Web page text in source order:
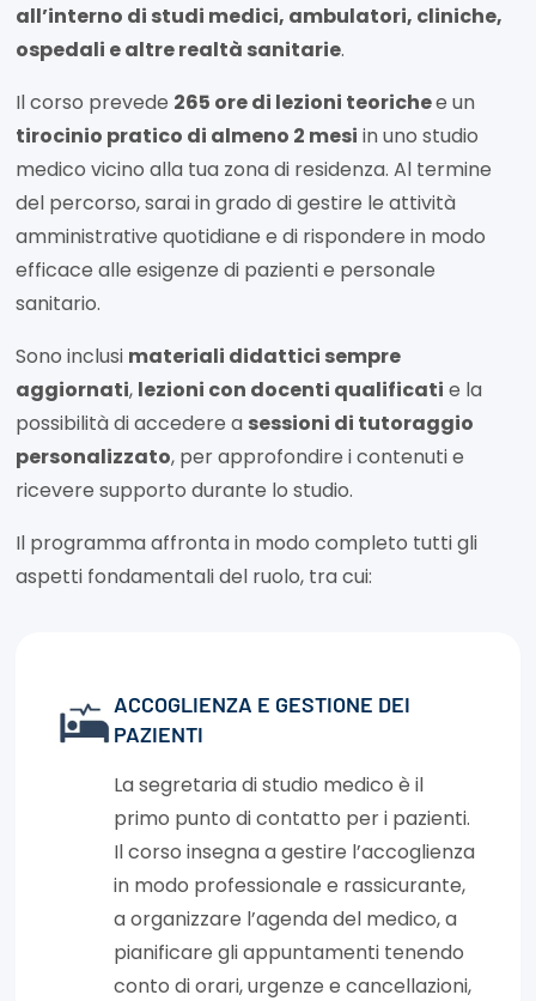
all’interno di studi medici, ambulatori, cliniche,
ospedali e altre realtà sanitarie.
Il corso prevede 265 ore di lezioni teorichee un
tirocinio pratico di almeno 2 mesi in uno studio
medico vicino alla tua zona di residenza. Al termine
del percorso, sarai in grado di gestire le attività
amministrative quotidiane e di rispondere in modo
efficace alle esigenze di pazienti e personale
sanitario.
Sono inclusi materiali didattici sempre
aggiornati, lezioni con docenti qualificati e la
possibilità di accedere a sessioni di tutoraggio
personalizzato, per approfondire i contenuti e
ricevere supporto durante lo studio.
Il programma affronta in modo completo tutti gli
aspetti fondamentali del ruolo, tra cui:
ACCOGLIENZA E GESTIONE DEI
PAZIENTI
La segretaria di studio medico è il
primo punto di contatto per i pazienti.
Il corso insegna a gestire l’accoglienza
in modo professionale e rassicurante,
a organizzare l’agenda del medico, a
pianificare gli appuntamenti tenendo
conto di orari, urgenze e cancellazioni,